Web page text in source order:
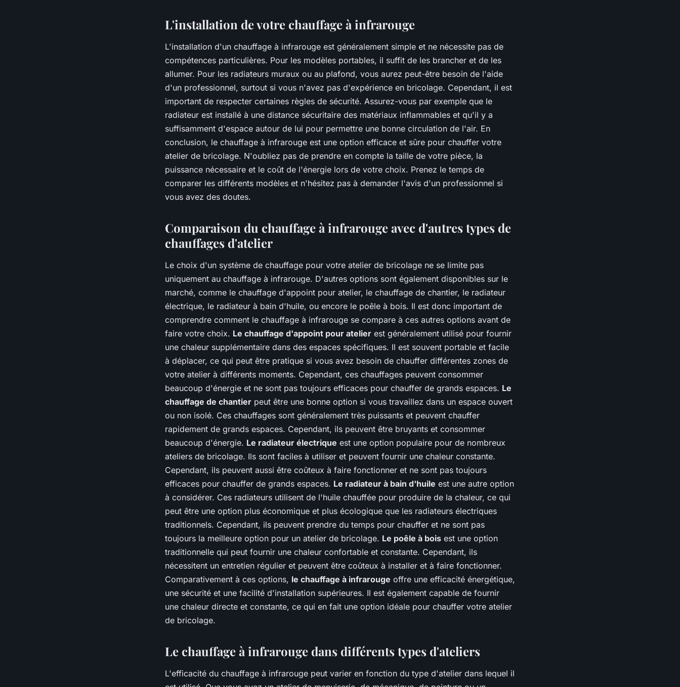
L'installation de votre chauffage à infrarouge
L'installation d'un chauffage à infrarouge est généralement simple et ne nécessite pas de
compétences particulières. Pour les modèles portables, il suffit de les brancher et de les
allumer. Pour les radiateurs muraux ou au plafond, vous aurez peut-être besoin de l'aide
d'un professionnel, surtout si vous n'avez pas d'expérience en bricolage. Cependant, il est
important de respecter certaines règles de sécurité. Assurez-vous par exemple que le
radiateur est installé à une distance sécuritaire des matériaux inflammables et qu'il y a
suffisamment d'espace autour de lui pour permettre une bonne circulation de l'air. En
conclusion, le chauffage à infrarouge est une option efficace et sûre pour chauffer votre
atelier de bricolage. N'oubliez pas de prendre en compte la taille de votre pièce, la
puissance nécessaire et le coût de l'énergie lors de votre choix. Prenez le temps de
comparer les différents modèles et n'hésitez pas à demander l'avis d'un professionnel si
vous avez des doutes.
Comparaison du chauffage à infrarouge avec d'autres types de
chauffages d'atelier
Le choix d'un système de chauffage pour votre atelier de bricolage ne se limite pas
uniquement au chauffage à infrarouge. D'autres options sont également disponibles sur le
marché, comme le chauffage d'appoint pour atelier, le chauffage de chantier, le radiateur
électrique, le radiateur à bain d'huile, ou encore le poêle à bois. Il est donc important de
comprendre comment le chauffage à infrarouge se compare à ces autres options avant de
faire votre choix. Le chauffage d'appoint pour atelier est généralement utilisé pour fournir
une chaleur supplémentaire dans des espaces spécifiques. Il est souvent portable et facile
à déplacer, ce qui peut être pratique si vous avez besoin de chauffer différentes zones de
votre atelier à différents moments. Cependant, ces chauffages peuvent consommer
beaucoup d'énergie et ne sont pas toujours efficaces pour chauffer de grands espaces. Le
chauffage de chantier peut être une bonne option si vous travaillez dans un espace ouvert
ou non isolé. Ces chauffages sont généralement très puissants et peuvent chauffer
rapidement de grands espaces. Cependant, ils peuvent être bruyants et consommer
beaucoup d'énergie. Le radiateur électrique est une option populaire pour de nombreux
ateliers de bricolage. Ils sont faciles à utiliser et peuvent fournir une chaleur constante.
Cependant, ils peuvent aussi être coûteux à faire fonctionner et ne sont pas toujours
efficaces pour chauffer de grands espaces. Le radiateur à bain d'huile est une autre option
à considérer. Ces radiateurs utilisent de l'huile chauffée pour produire de la chaleur, ce qui
peut être une option plus économique et plus écologique que les radiateurs électriques
traditionnels. Cependant, ils peuvent prendre du temps pour chauffer et ne sont pas
toujours la meilleure option pour un atelier de bricolage. Le poêle à bois est une option
traditionnelle qui peut fournir une chaleur confortable et constante. Cependant, ils
nécessitent un entretien régulier et peuvent être coûteux à installer et à faire fonctionner.
Comparativement à ces options, le chauffage à infrarouge offre une efficacité énergétique,
une sécurité et une facilité d'installation supérieures. Il est également capable de fournir
une chaleur directe et constante, ce qui en fait une option idéale pour chauffer votre atelier
de bricolage.
Le chauffage à infrarouge dans différents types d'ateliers
L'efficacité du chauffage à infrarouge peut varier en fonction du type d'atelier dans lequel il